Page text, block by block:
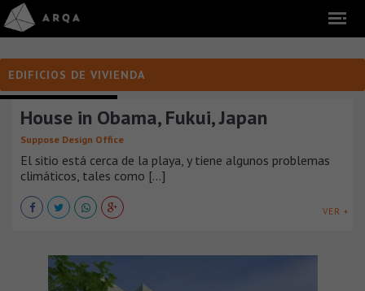
EDIFICIOS DE VIVIENDA
EDIFICIOS DE VIVIENDA
House in Obama, Fukui, Japan
Suppose Design Office
El sitio está cerca de la playa, y tiene algunos problemas
climáticos, tales como [...]
VER +